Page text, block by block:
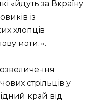
«йдуть за Вкраїну
із
хлопців
мати..».
стрільців у
край від